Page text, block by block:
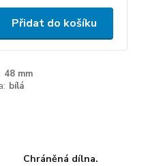
Přidat do košíku
48 mm
bílá
Chráněná dílna.